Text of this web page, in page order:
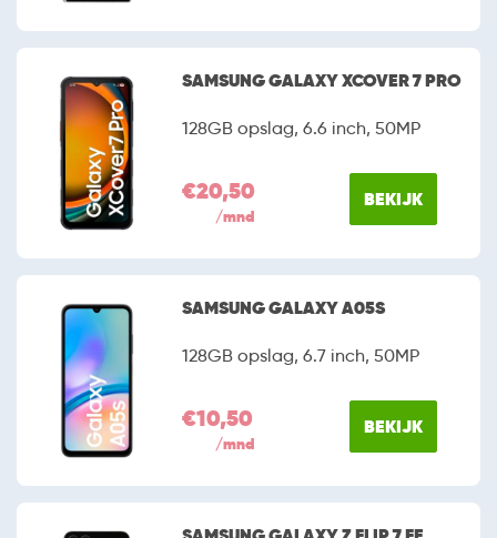
SAMSUNG GALAXY XCOVER 7 PRO
128GB opslag, 6.6 inch, 50MP
€20,50
/mnd
BEKIJK
SAMSUNG GALAXY A05S
128GB opslag, 6.7 inch, 50MP
€10,50
/mnd
BEKIJK